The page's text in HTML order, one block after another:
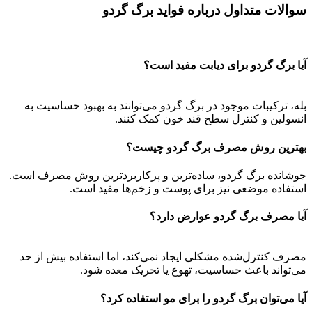
سوالات متداول درباره فواید برگ گردو
آیا برگ گردو برای دیابت مفید است؟
بله، ترکیبات موجود در برگ گردو می‌توانند به بهبود حساسیت به
انسولین و کنترل سطح قند خون کمک کنند.
بهترین روش مصرف برگ گردو چیست؟
جوشانده برگ گردو، ساده‌ترین و پرکاربردترین روش مصرف است.
استفاده موضعی نیز برای پوست و زخم‌ها مفید است.
آیا مصرف برگ گردو عوارض دارد؟
مصرف کنترل‌شده مشکلی ایجاد نمی‌کند، اما استفاده بیش از حد
می‌تواند باعث حساسیت، تهوع یا تحریک معده شود.
آیا می‌توان برگ گردو را برای مو استفاده کرد؟